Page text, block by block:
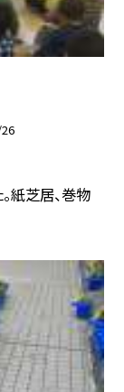
紙芝居、巻物